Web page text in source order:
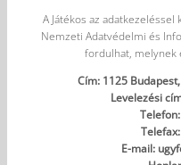
A Játékos az
Nemzeti Adatvédelmi és
fordulhat, melynek
Cím: 1125
Levelezési
E-mail: